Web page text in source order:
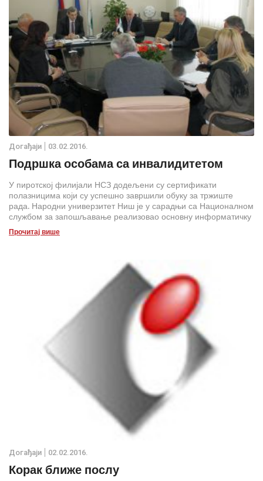
Дoгађаjи 03.02.2016.
Подршка особама са инвалидитетом
У пиротској филијали НСЗ додељени су сертификати
полазницима који су успешно завршили обуку за тржиште
рада. Народни универзитет Ниш је у сарадњи са Националном
службом за запошљавање реализовао основну информатичку
обуку за особе са инвалидитетом, у коју је укључено 12
полазника.
Прочитај више
Дoгађаjи 02.02.2016.
Корак ближе послу